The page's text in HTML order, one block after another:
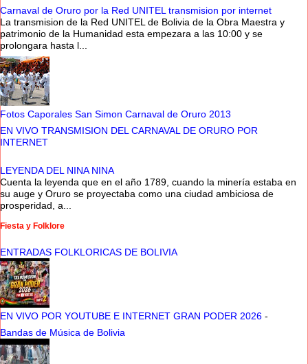
Carnaval de Oruro por la Red UNITEL transmision por internet
La transmision de la Red UNITEL de Bolivia de la Obra Maestra y
patrimonio de la Humanidad esta empezara a las 10:00 y se
prolongara hasta l...
Fotos Caporales San Simon Carnaval de Oruro 2013
EN VIVO TRANSMISION DEL CARNAVAL DE ORURO POR
INTERNET
LEYENDA DEL NINA NINA
Cuenta la leyenda que en el año 1789, cuando la minería estaba en
su auge y Oruro se proyectaba como una ciudad ambiciosa de
prosperidad, a...
Fiesta y Folklore
ENTRADAS FOLKLORICAS DE BOLIVIA
EN VIVO POR YOUTUBE E INTERNET GRAN PODER 2026 -
Bandas de Música de Bolivia